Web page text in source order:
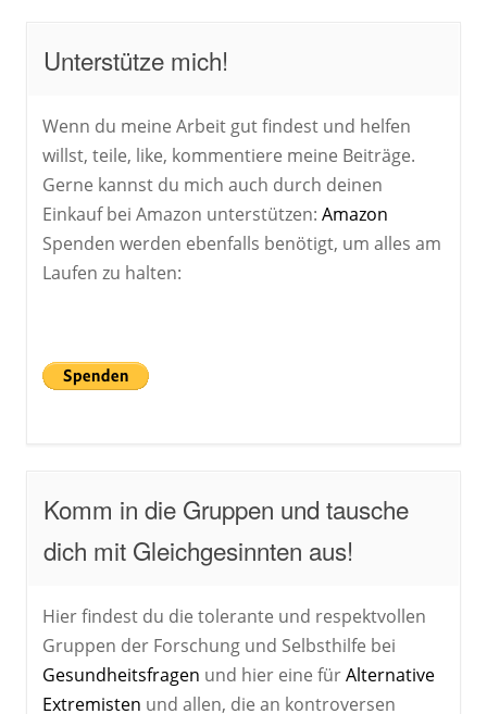
Unterstütze mich!
Wenn du meine Arbeit gut findest und helfen
willst, teile, like, kommentiere meine Beiträge.
Gerne kannst du mich auch durch deinen
Einkauf bei Amazon unterstützen: Amazon
Spenden werden ebenfalls benötigt, um alles am
Laufen zu halten:
Komm in die Gruppen und tausche
dich mit Gleichgesinnten aus!
Hier findest du die tolerante und respektvollen
Gruppen der Forschung und Selbsthilfe bei
Gesundheitsfragen und hier eine fürAlternative
Extremisten und allen, die an kontroversen